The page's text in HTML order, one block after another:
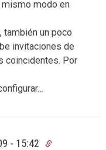
mismo modo en
también un poco
invitaciones de
coincidentes. Por
- 15:42